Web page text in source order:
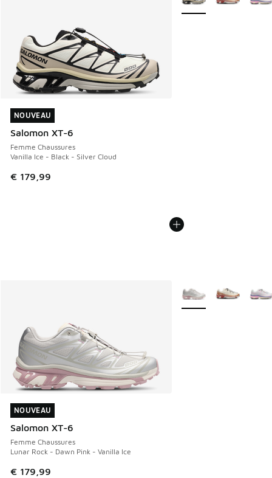
NOUVEAU
Salomon XT-6
Femme Chaussures
Vanilla Ice - Black - Silver Cloud
€ 179,99
NOUVEAU
NOUVEAU
Salomon XT-6
Femme Chaussures
Lunar Rock - Dawn Pink - Vanilla Ice
€ 179,99
NOUVEAU
Plus de couleurs